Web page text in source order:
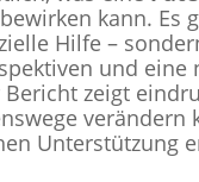
kann. Es
Hilfe –
und eine
Bericht zeigt
verändern
Unterstützung